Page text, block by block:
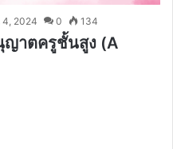
2024 0 134
ญาตครูชั้นสูง (A